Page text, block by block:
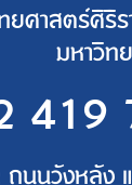
ศาสตร์ศิริร
มหาวิท
419
ถนนวังหลัง